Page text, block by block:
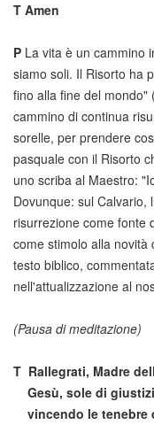
T Amen
P La vita è un cammino
siamo soli. Il Risorto ha
fino alla fine del mondo" (
cammino di continua
sorelle, per prendere
pasquale con il Risorto
uno scriba al Maestro:
Dovunque: sul Calvario,
risurrezione come fonte
come stimolo alla novità
testo biblico,
nell'attualizzazione al
(Pausa di meditazione)
T Rallegrati, Madre
Gesù, sole di
vincendo le tenebre